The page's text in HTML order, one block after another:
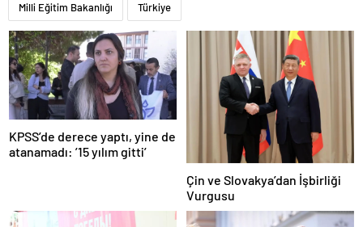
Milli Eğitim Bakanlığı Türkiye
KPSS’de derece yaptı, yine de
atanamadı: ’15 yılım gitti’
Çin ve Slovakya’dan İşbirliği
Vurgusu